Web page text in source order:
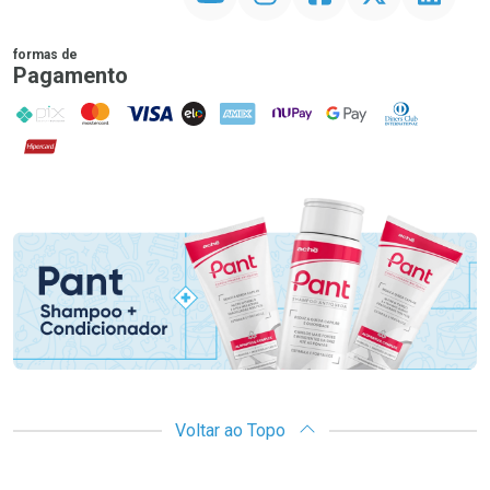
formas de
Pagamento
PIX MasterCard
VISA ELO AMEX NuPay Google PayDiners Club
Hipercard
Promoção em Destaque
Voltar ao Topo